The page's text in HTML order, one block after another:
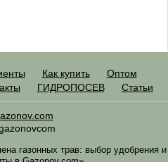
Как купить
Оптом
ГИДРОПОСЕВ Статьи
газонных трав: выбор удобрения и